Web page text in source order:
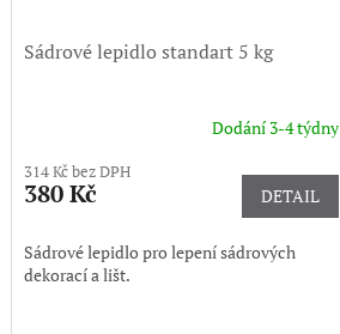
Sádrové lepidlo standart 5 kg
Dodání 3-4 týdny
314 Kč bez DPH
380 Kč DETAIL
Sádrové lepidlo pro lepení sádrových
dekorací a lišt.